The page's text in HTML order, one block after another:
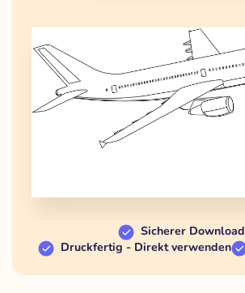
Sicherer Download
Druckfertig - Direkt verwenden